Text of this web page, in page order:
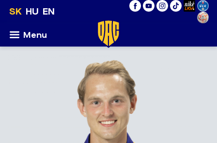
SK HU EN
Menu